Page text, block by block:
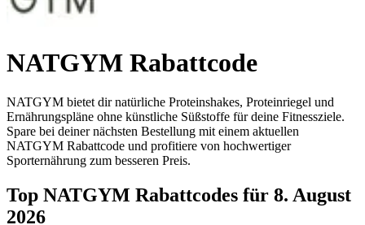
NATGYM Rabattcode
NATGYM bietet dir natürliche Proteinshakes, Proteinriegel und
Ernährungspläne ohne künstliche Süßstoffe für deine Fitnessziele.
Spare bei deiner nächsten Bestellung mit einem aktuellen
NATGYM Rabattcode und profitiere von hochwertiger
Sporternährung zum besseren Preis.
Top NATGYM Rabattcodes für 8. August
2026